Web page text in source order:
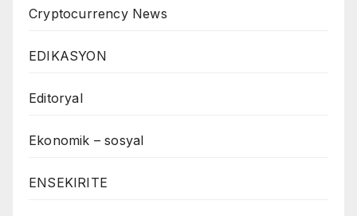
Cryptocurrency News
EDIKASYON
Editoryal
Ekonomik – sosyal
ENSEKIRITE